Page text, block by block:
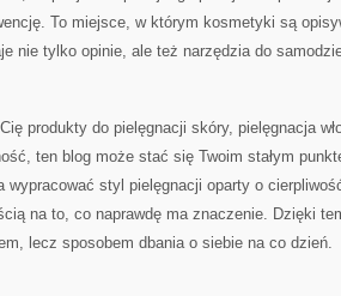
To miejsce, w którym kosmetyki są
nie tylko opinie, ale też narzędzia do
produkty do pielęgnacji skóry, pielęgnacja
ten blog może stać się Twoim stałym
wypracować styl pielęgnacji oparty o
na to, co naprawdę ma znaczenie. Dzięki
lecz sposobem dbania o siebie na co dzień.